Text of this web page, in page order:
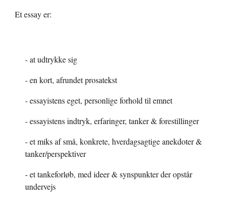
Et essay er:
- at udtrykke sig
- en kort, afrundet prosatekst
- essayistens eget, personlige forhold til emnet
- essayistens indtryk, erfaringer, tanker & forestillinger
- et miks af små, konkrete, hverdagsagtige anekdoter &
tanker/perspektiver
- et tankeforløb, med ideer & synspunkter der opstår
undervejs